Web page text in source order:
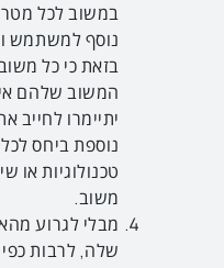
במשוב לכל
נוסף למשתמש
בזאת כי כל
המשוב שלהם
יתיימרו
נוספת ביחס
טכנולוגיות או
משוב.
מבלי לגרוע
שלה, לרבות